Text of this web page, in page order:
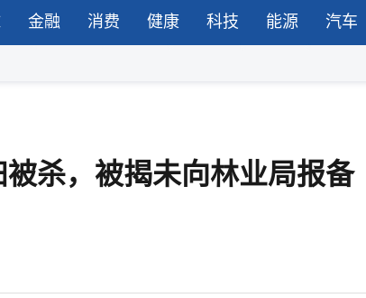
金融 消费 健康 科技 能源 汽车
杀，被揭未向林业局报备